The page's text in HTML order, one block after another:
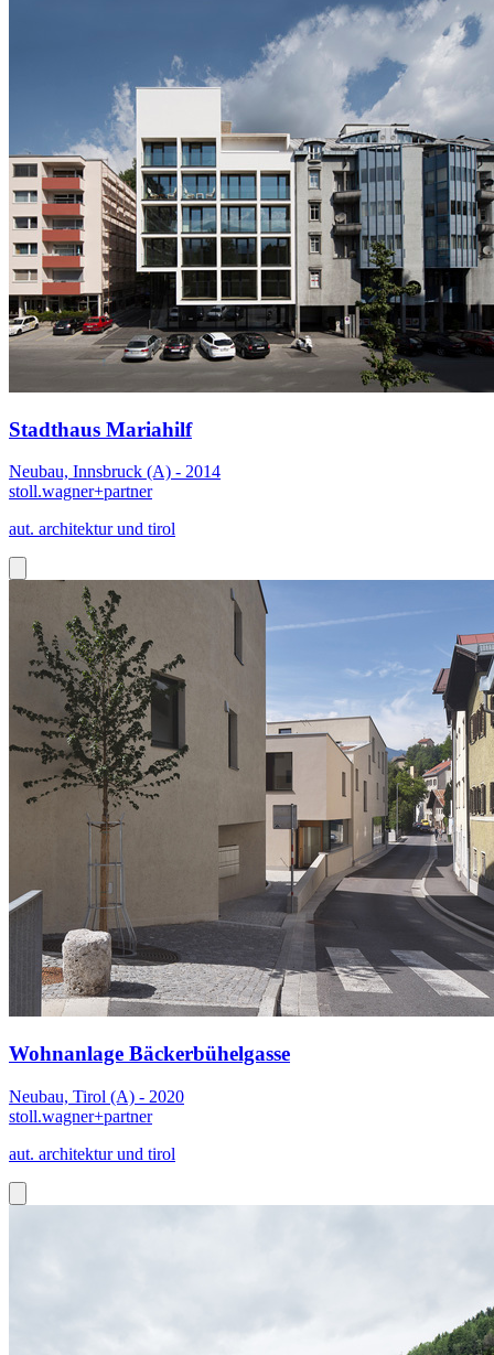
Stadthaus Mariahilf
Neubau, Innsbruck (A) - 2014
stoll.wagner+partner
aut. architektur und tirol
Wohnanlage Bäckerbühelgasse
Neubau, Tirol (A) - 2020
stoll.wagner+partner
aut. architektur und tirol